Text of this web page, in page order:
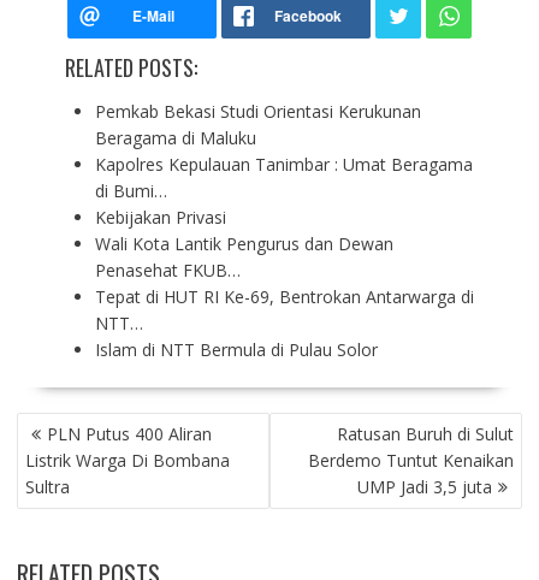
RELATED POSTS:
Pemkab Bekasi Studi Orientasi Kerukunan
Beragama di Maluku
Kapolres Kepulauan Tanimbar : Umat Beragama
di Bumi…
Kebijakan Privasi
Wali Kota Lantik Pengurus dan Dewan
Penasehat FKUB…
Tepat di HUT RI Ke-69, Bentrokan Antarwarga di
NTT…
Islam di NTT Bermula di Pulau Solor
P
O
S
T
A
PLN Putus 400 Aliran
Listrik Warga Di Bombana
Sultra
Ratusan Buruh di Sulut
Berdemo Tuntut Kenaikan
UMP Jadi 3,5 juta